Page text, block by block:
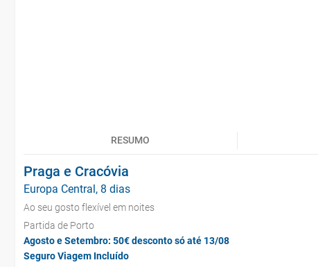
RESUMO
Praga e Cracóvia
Europa Central, 8 dias
Ao seu gosto flexível em noites
Partida de Porto
Agosto e Setembro: 50€ desconto só até 13/08
Seguro Viagem Incluído